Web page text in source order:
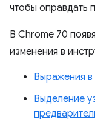
чтобы оправдать
В Chrome 70
изменения в
Выражения
Выделение